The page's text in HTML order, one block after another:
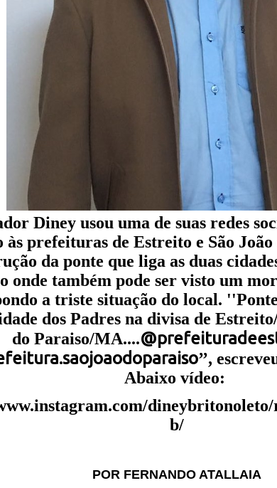
Diney usou uma de suas redes
às prefeituras de Estreito e São
da ponte que liga as duas
onde também pode ser visto um
a triste situação do local.
dos Padres na divisa de
do Paraiso/MA....
’’,
Abaixo vídeo:
b/
POR FERNANDO ATALLAIA